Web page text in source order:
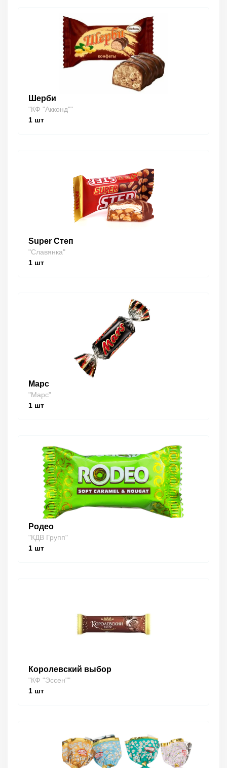
Шерби
"КФ "Акконд""
1 шт
Super Степ
"Славянка"
1 шт
Марс
"Марс"
1 шт
Родео
"КДВ Групп"
1 шт
Королевский выбор
"КФ "Эссен""
1 шт